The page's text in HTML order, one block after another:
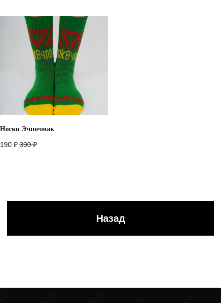
Носки Эчпочмак
190 ₽390 ₽